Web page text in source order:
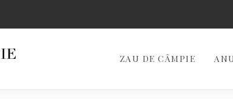
ZAU DE CÂMPIE